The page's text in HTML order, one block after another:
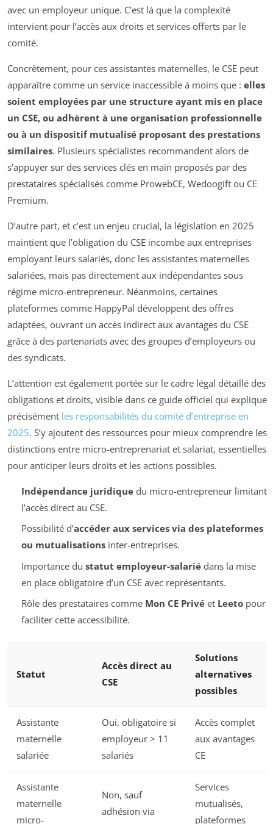
avec un employeur unique. C’est là que la complexité
intervient pour l’accès aux droits et services offerts par le
comité.
Concrètement, pour ces assistantes maternelles, le CSE peut
apparaître comme un service inaccessible à moins que : elles
soient employées par une structure ayant mis en place
un CSE, ou adhèrent à une organisation professionnelle
ou à un dispositif mutualisé proposant des prestations
similaires. Plusieurs spécialistes recommandent alors de
s’appuyer sur des services clés en main proposés par des
prestataires spécialisés comme ProwebCE, Wedoogift ou CE
Premium.
D’autre part, et c’est un enjeu crucial, la législation en 2025
maintient que l’obligation du CSE incombe aux entreprises
employant leurs salariés, donc les assistantes maternelles
salariées, mais pas directement aux indépendantes sous
régime micro-entrepreneur. Néanmoins, certaines
plateformes comme HappyPal développent des offres
adaptées, ouvrant un accès indirect aux avantages du CSE
grâce à des partenariats avec des groupes d’employeurs ou
des syndicats.
L’attention est également portée sur le cadre légal détaillé des
obligations et droits, visible dans ce guide officiel qui explique
précisément les responsabilités du comité d’entreprise en
2025. S’y ajoutent des ressources pour mieux comprendre les
distinctions entre micro-entreprenariat et salariat, essentielles
pour anticiper leurs droits et les actions possibles.
Indépendance juridiquedu micro-entrepreneur limitant
l’accès direct au CSE.
Possibilité d’accéder aux services via des plateformes
ou mutualisationsinter-entreprises.
Importance du statut employeur-salariédans la mise
en place obligatoire d’un CSE avec représentants.
Rôle des prestataires comme Mon CE Privéet Leetopour
faciliter cette accessibilité.
Statut
Accès direct au
CSE
Solutions
alternatives
possibles
Assistante
maternelle
salariée
Oui, obligatoire si
employeur > 11
salariés
Accès complet
aux avantages
CE
Assistante
maternelle
micro-
Non, sauf
adhésion via
Services
mutualisés,
plateformes